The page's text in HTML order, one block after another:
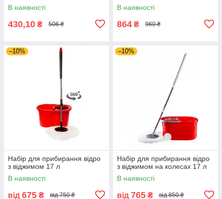
В наявності
430,10 ₴ 506 ₴
В наявності
864 ₴ 960 ₴
–10%
Набір для прибирання відро
з віджимом 17 л
В наявності
від 675 ₴ від 750 ₴
–10%
Набір для прибирання відро
з віджимом на колесах 17 л
В наявності
від 765 ₴ від 850 ₴